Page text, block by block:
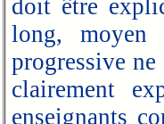
doit être
long, moyen
progressive
clairement
enseignants